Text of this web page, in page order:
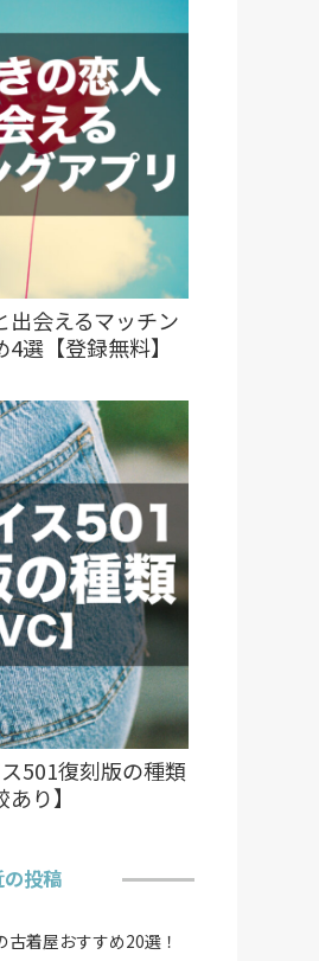
会えるマッチン
選【登録無料】
ス501復刻版の種類
り】
の投稿
古着屋おすすめ20選！